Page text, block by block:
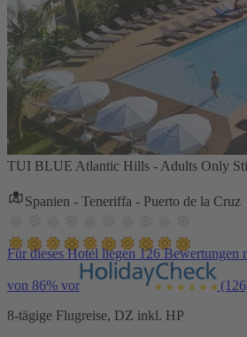
TUI BLUE Atlantic Hills - Adults Only
Spanien - Teneriffa - Puerto de la Cruz
Für dieses Hotel liegen 126 Bewertungen
von 86% vor
8-tägige Flugreise, DZ inkl. HP